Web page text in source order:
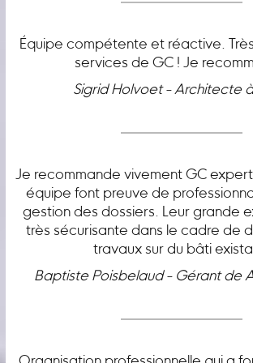
Équipe compétente et réactive.
services de GC ! Je
Sigrid Holvoet - Architecte
Je recommande vivement GC
équipe font preuve de
gestion des dossiers. Leur grande
très sécurisante dans le cadre de
travaux sur du bâti
Baptiste Poisbelaud - Gérant de